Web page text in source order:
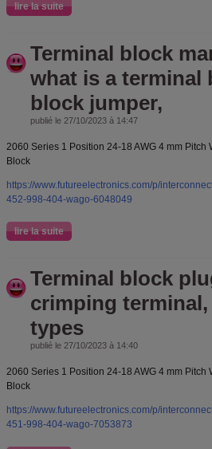
lire la suite
Terminal block
what is a terminal
block jumper,
publié le 27/10/2023 à 14:47
2060 Series 1 Position 24-18 AWG 4 mm Pitch
Block
https://www.futureelectronics.com/p/
452-998-404-wago-6048049
lire la suite
Terminal block
crimping
types
publié le 27/10/2023 à 14:40
2060 Series 1 Position 24-18 AWG 4 mm Pitch
Block
https://www.futureelectronics.com/p/
451-998-404-wago-7053873